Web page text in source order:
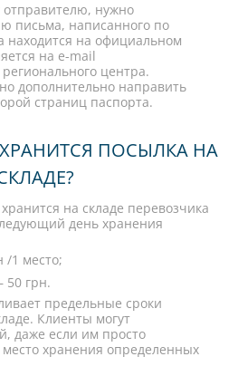
отправителю, нужно
письма, написанного по
находится на официальном
на e-mail
центра.
дополнительно направить
страниц паспорта.
ПОСЫЛКА НА
на складе перевозчика
день хранения
/1 место;
50 грн.
предельные сроки
Клиенты могут
даже если им просто
хранения определенных